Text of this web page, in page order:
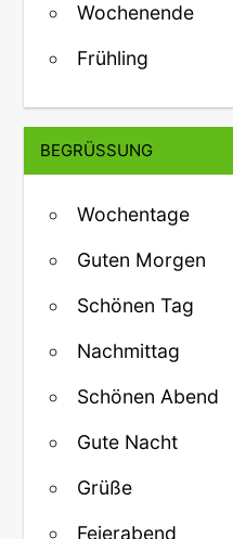
Wochenende
Frühling
BEGRÜSSUNG
Wochentage
Guten Morgen
Schönen Tag
Nachmittag
Schönen Abend
Gute Nacht
Grüße
Feierabend